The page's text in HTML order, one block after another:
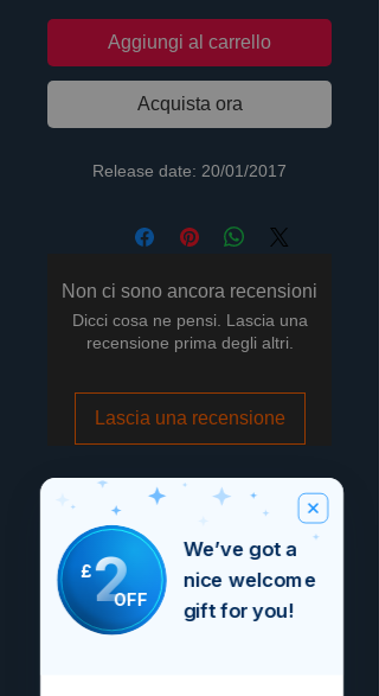
Aggiungi al carrello
Acquista ora
Release date: 20/01/2017
Non ci sono ancora recensioni
Dicci cosa ne pensi. Lascia una
recensione prima degli altri.
Lascia una recensione
£2OFF
We’ve got a
nice welcome
gift for you!